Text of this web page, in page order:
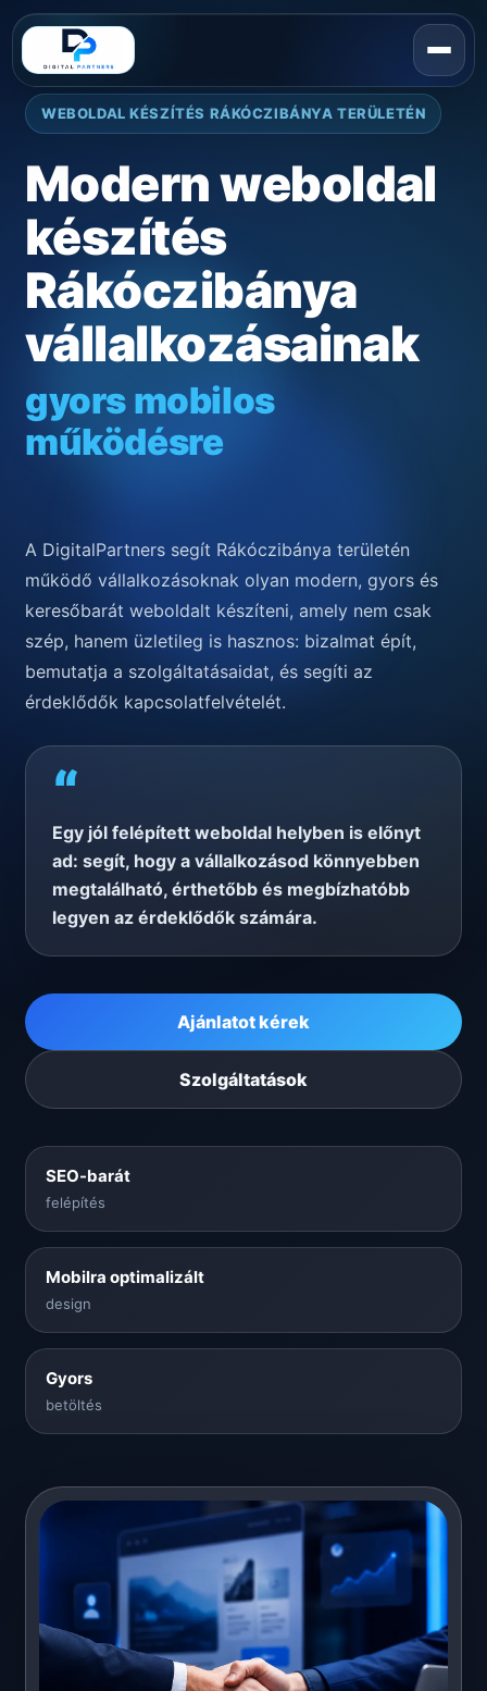
WEBOLDAL KÉSZÍTÉS RÁKÓCZIBÁNYA TERÜLETÉN
Modern weboldal
készítés
Rákóczibánya
vállalkozásainak
gyors mobilos
működésre
A DigitalPartners segít Rákóczibánya területén
működő vállalkozásoknak olyan modern, gyors és
keresőbarát weboldalt készíteni, amely nem csak
szép, hanem üzletileg is hasznos: bizalmat épít,
bemutatja a szolgáltatásaidat, és segíti az
érdeklődők kapcsolatfelvételét.
“
Egy jól felépített weboldal helyben is előnyt
ad: segít, hogy a vállalkozásod könnyebben
megtalálható, érthetőbb és megbízhatóbb
legyen az érdeklődők számára.
Ajánlatot kérek
Szolgáltatások
SEO-barát
felépítés
Mobilra optimalizált
design
Gyors
betöltés